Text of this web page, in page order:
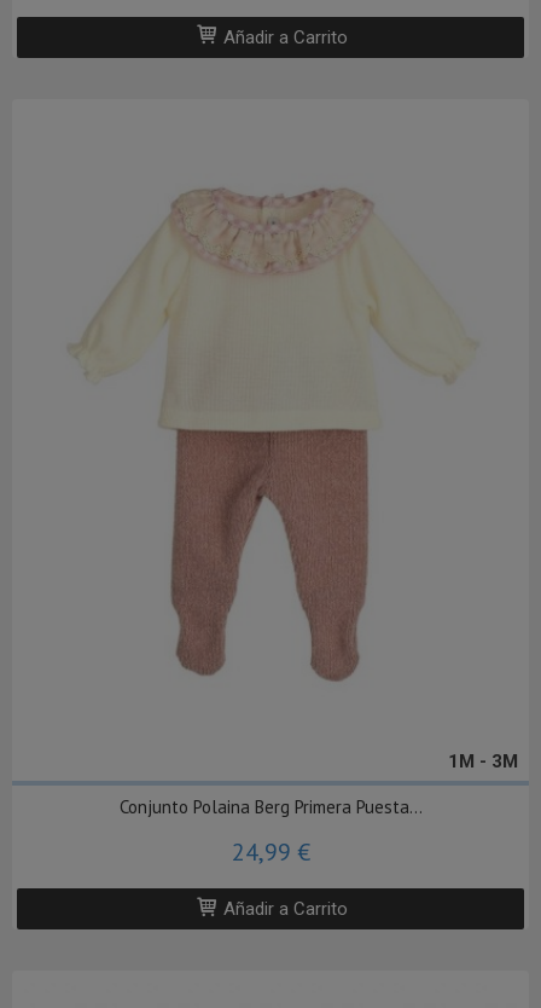
Añadir a Carrito
1M - 3M
Conjunto Polaina Berg Primera Puesta...
24,99 €
Añadir a Carrito